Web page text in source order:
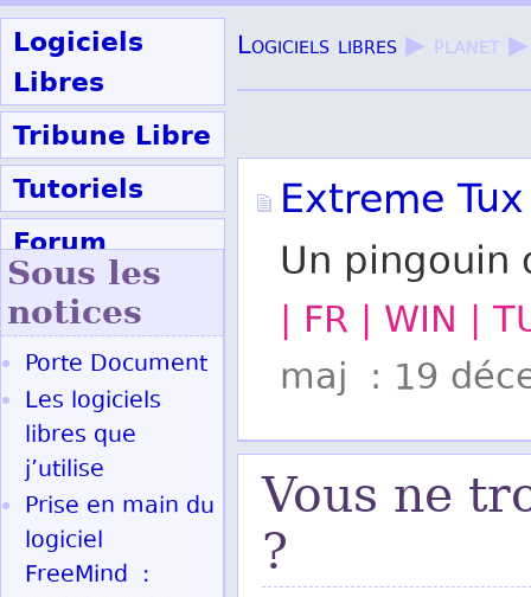
Logiciels
Libres
Tribune Libre
Tutoriels
Forum
Participer
Logiciels libres ▶ planet ▶
Extreme
Un pingouin
| FR | WIN |
maj : 19
Vous ne
?
Sous les
notices
Porte Document
Les logiciels
libres que
j’utilise
Prise en main du
logiciel
FreeMind :